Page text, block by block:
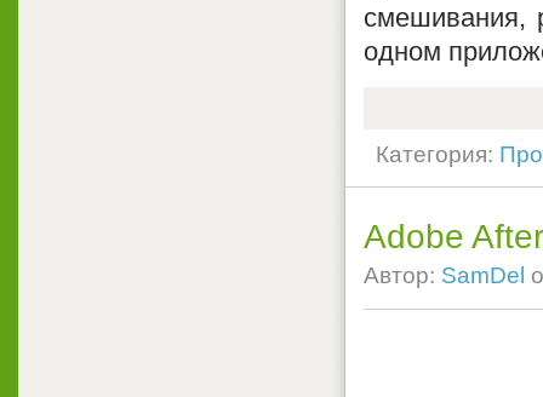
смешивания,
одном
Категория:
Adobe
Автор: SamDel